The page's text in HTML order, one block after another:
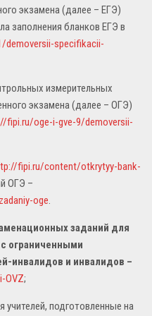
экзамена (далее – ЕГЭ)
заполнения бланков ЕГЭ в
demoversii-specifikacii-
измерительных
экзамена (далее – ОГЭ)
fipi.ru/oge-i-gve-9/demoversii-
fipi.ru/content/otkrytyy-bank-
ОГЭ –
oge.
заданий для
ограниченными
инвалидов и инвалидов –
OVZ;
подготовленные на